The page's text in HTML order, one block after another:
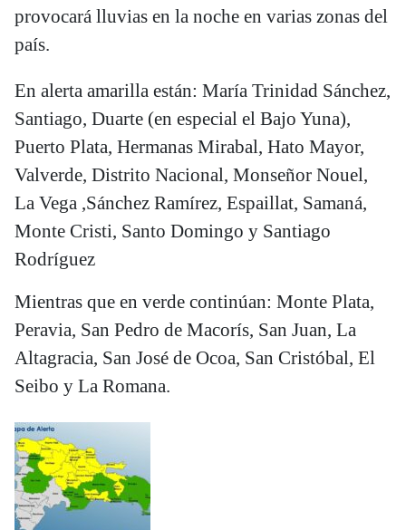
provocará lluvias en la noche en varias zonas del
país.
En alerta amarilla están: María Trinidad Sánchez,
Santiago, Duarte (en especial el Bajo Yuna),
Puerto Plata, Hermanas Mirabal, Hato Mayor,
Valverde, Distrito Nacional, Monseñor Nouel,
La Vega ,Sánchez Ramírez, Espaillat, Samaná,
Monte Cristi, Santo Domingo y Santiago
Rodríguez
Mientras que en verde continúan: Monte Plata,
Peravia, San Pedro de Macorís, San Juan, La
Altagracia, San José de Ocoa, San Cristóbal, El
Seibo y La Romana.